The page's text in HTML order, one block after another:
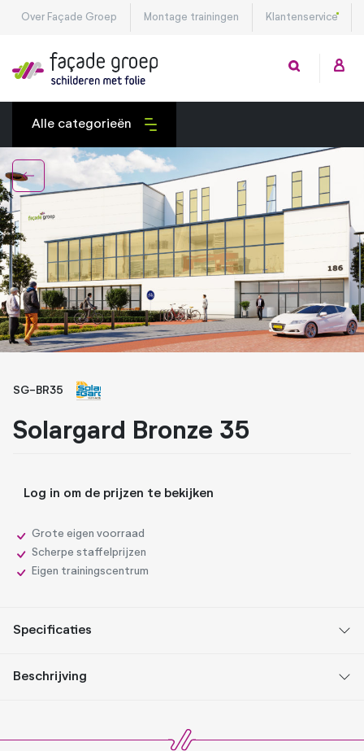
Over Façade Groep Montage trainingen Klantenservice
Alle categorieën
Exterieurfolies
Interieurfolies
Montagetools
Privacy folies
Veiligheidsfolies
Whiteboard folies
SG-BR35
Solargard Bronze 35
Log in om de prijzen te bekijken
Grote eigen voorraad
Scherpe staffelprijzen
Eigen trainingscentrum
Specificaties
Beschrijving